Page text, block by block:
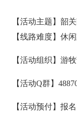
【活动主题】韶
【线路难度】休
【活动组织】游
【活动Q群】
【活动预付】报